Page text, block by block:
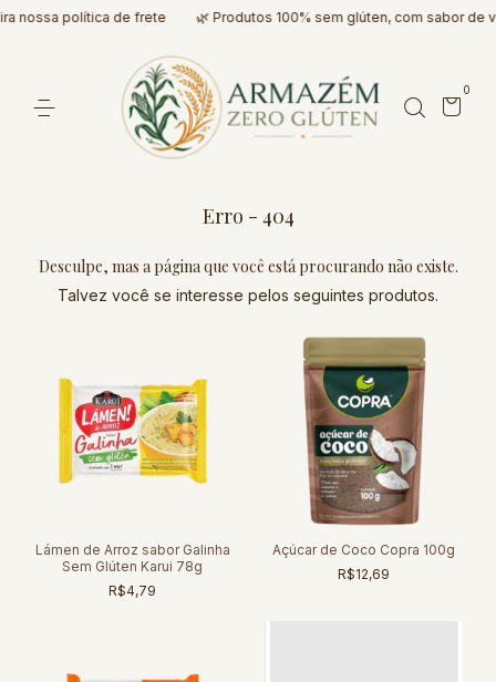
nossa política de frete 🌿 Produtos 100% sem glúten, com sabor de
0
Erro - 404
Desculpe, mas a página que você está procurando não existe.
Talvez você se interesse pelos seguintes produtos.
Lámen de Arroz sabor Galinha
Sem Glúten Karui 78g
R$4,79
Açúcar de Coco Copra 100g
R$12,69